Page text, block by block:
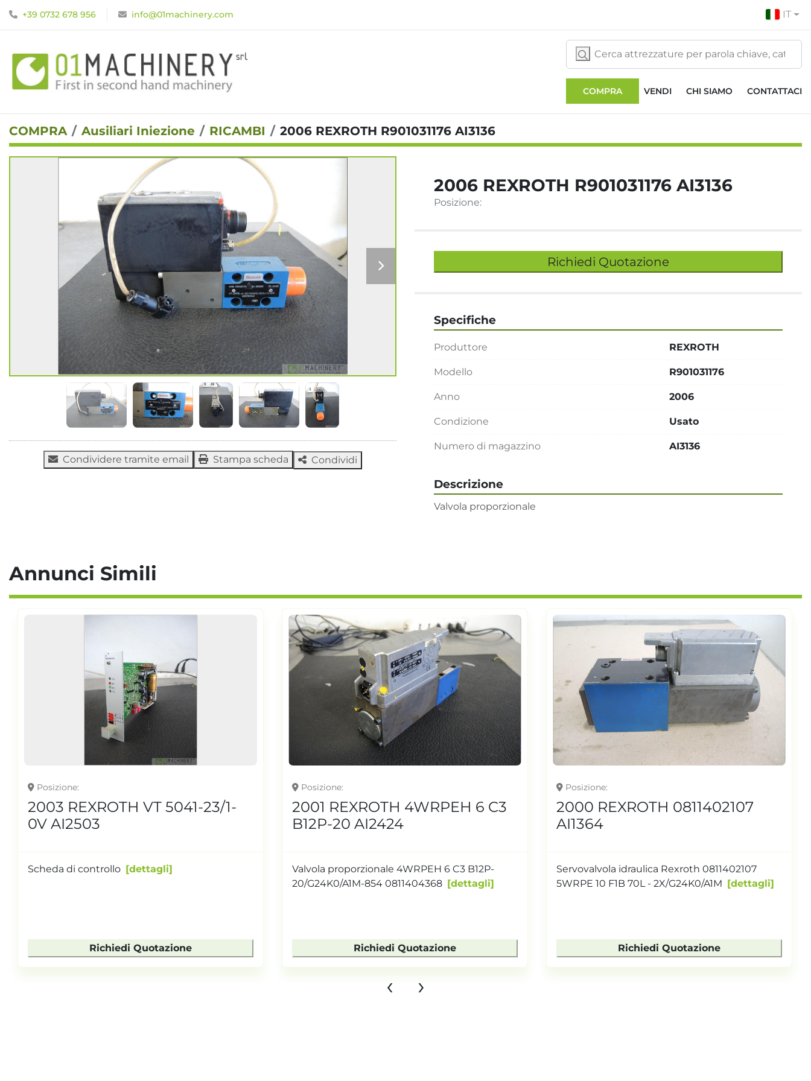
+39 0732 678 956 info@01machinery.com IT
COMPRA VENDI CHI SIAMO CONTATTACI
COMPRA Ausiliari Iniezione RICAMBI 2006 REXROTH R901031176 AI3136
Condividere tramite email Stampa scheda Condividi
2006 REXROTH R901031176 AI3136
Posizione:
Richiedi Quotazione
Descrizione
Valvola proporzionale
Specifiche
Produttore REXROTH
Modello R901031176
Anno 2006
Condizione Usato
Numero di magazzino AI3136
Annunci Simili
Posizione
2003 REXROTH VT 5041-23/1-
0V AI2503
Scheda di controllo dettagli
Richiedi Quotazione
Posizione
2001 REXROTH 4WRPEH 6 C3
B12P-20 AI2424
Valvola proporzionale 4WRPEH 6 C3 B12P-
20/G24K0/A1M-854 0811404368
dettagli
Richiedi Quotazione
Posizione
2000 REXROTH 0811402107
AI1364
Servovalvola idraulica Rexroth 0811402107
5WRPE 10 F1B 70L - 2X/G24K0/A1M
dettagli
Richiedi Quotazione
‹ ›